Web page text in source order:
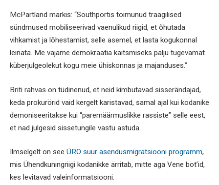
McPartland märkis: “Southportis toimunud traagilised
sündmused mobiliseerivad vaenulikud riigid, et õhutada
vihkamist ja lõhestamist, selle asemel, et lasta kogukonnal
leinata. Me vajame demokraatia kaitsmiseks palju tugevamat
küberjulgeolekut kogu meie ühiskonnas ja majanduses.”
Briti rahvas on tüdinenud, et neid kimbutavad sisserändajad,
keda prokurörid vaid kergelt karistavad, samal ajal kui kodanike
demoniseeritakse kui “paremäärmuslikke rassiste” selle eest,
et nad julgesid sissetungile vastu astuda.
Ilmselgelt on see ÜRO suur asendusmigratsiooni programm,
mis Ühendkuningriigi kodanikke ärritab, mitte aga Vene bot’id,
kes levitavad valeinformatsiooni.